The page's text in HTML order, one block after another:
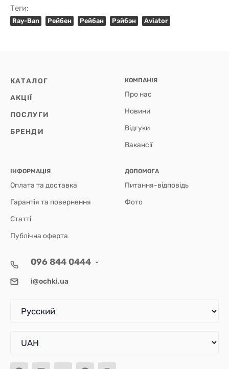
Теги:
Ray-Ban Рейбен Рейбан Рэйбэн Aviator
КАТАЛОГ
АКЦІЇ
ПОСЛУГИ
БРЕНДИ
КОМПАНІЯ
Про нас
Новини
Відгуки
Вакансії
ІНФОРМАЦІЯ
Оплата та доставка
Гарантія та повернення
Статті
Публічна оферта
ДОПОМОГА
Питання-відповідь
Фото
096 844 0444
i@ochki.ua